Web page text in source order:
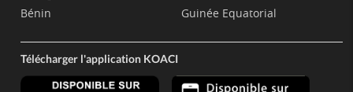
Bénin
Guinée Equatorial
Télécharger l'application KOACI